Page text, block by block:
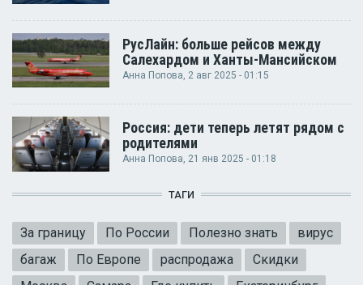
РусЛайн: больше рейсов между
Салехардом и Ханты-Мансийском
Анна Попова , 2 авг 2025 - 01:15
Россия: дети теперь летят рядом с
родителями
Анна Попова, 21 янв 2025 - 01:18
ТАГИ
За границу По России Полезно знать
вирус
багаж
По Европе распродажа
Скидки